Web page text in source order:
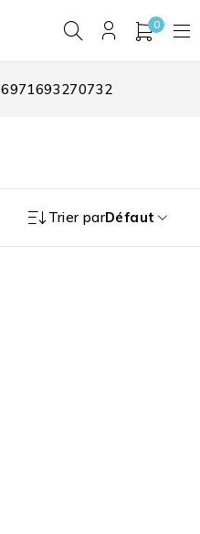
0
6971693270732
Trier parDéfaut